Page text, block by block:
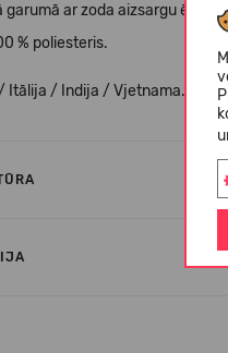
garumā ar zoda aizsargu
% poliesteris.
Itālija / Indija / Vjetnama.